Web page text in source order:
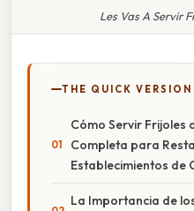
Les Vas A Servir
THE QUICK VERSION
Cómo Servir Frijoles
Completa para
Establecimientos de
La Importancia de